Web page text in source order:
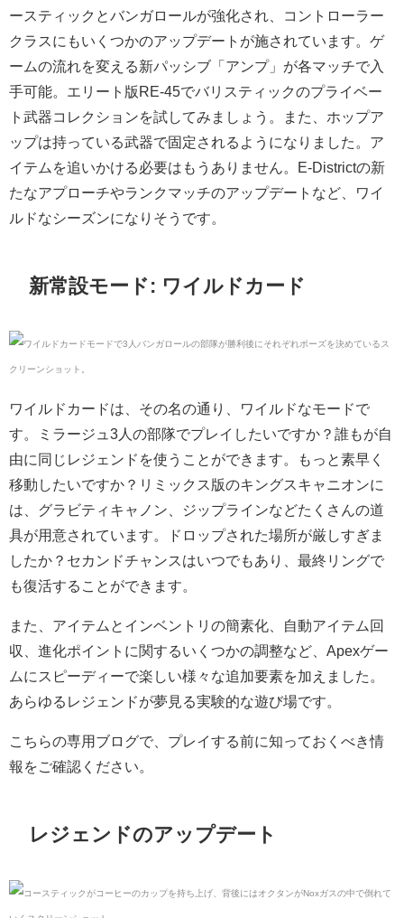
ースティックとバンガロールが強化され、コントローラー
クラスにもいくつかのアップデートが施されています。ゲ
ームの流れを変える新パッシブ「アンプ」が各マッチで入
手可能。エリート版RE-45でバリスティックのプライベー
ト武器コレクションを試してみましょう。また、ホップア
ップは持っている武器で固定されるようになりました。ア
イテムを追いかける必要はもうありません。E-Districtの新
たなアプローチやランクマッチのアップデートなど、ワイ
ルドなシーズンになりそうです。
新常設モード: ワイルドカード
ワイルドカードは、その名の通り、ワイルドなモードで
す。ミラージュ3人の部隊でプレイしたいですか？誰もが自
由に同じレジェンドを使うことができます。もっと素早く
移動したいですか？リミックス版のキングスキャニオンに
は、グラビティキャノン、ジップラインなどたくさんの道
具が用意されています。ドロップされた場所が厳しすぎま
したか？セカンドチャンスはいつでもあり、最終リングで
も復活することができます。
また、アイテムとインベントリの簡素化、自動アイテム回
収、進化ポイントに関するいくつかの調整など、Apexゲー
ムにスピーディーで楽しい様々な追加要素を加えました。
あらゆるレジェンドが夢見る実験的な遊び場です。
こちらの専用ブログで、プレイする前に知っておくべき情
報をご確認ください。
レジェンドのアップデート